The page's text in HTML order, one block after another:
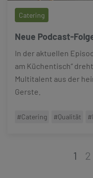
Catering
Neue Podcast-
In der aktuellen
am Küchentisch“
Multitalent aus der
Gerste.
#Catering #Qualität
1 2